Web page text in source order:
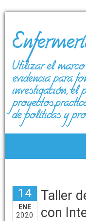
Utilizar el
evidencia para
investigación, el
de políticas y
14
ENE
2020
Taller
con